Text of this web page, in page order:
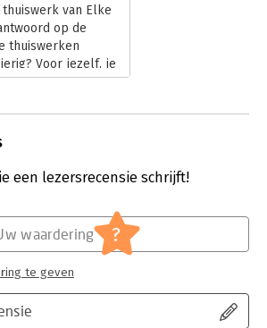
van Elke
op de
thuiswerken
Voor jezelf, je
'Is een kunst,
een lezersrecensie schrijft!
waardering ?
te geven